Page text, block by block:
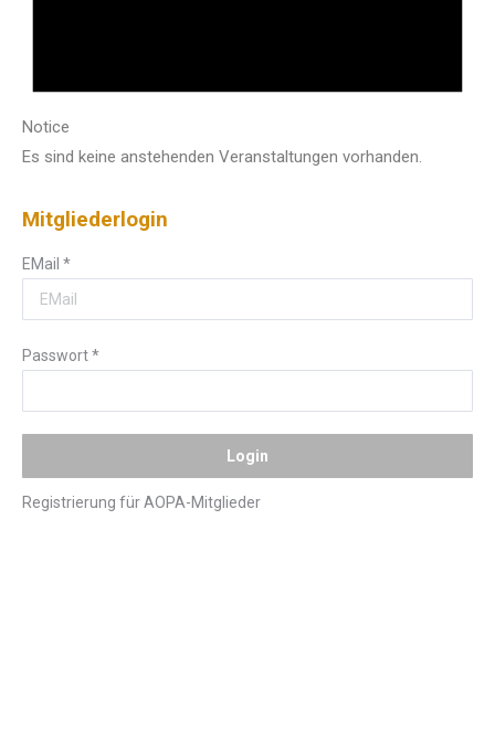
Notice
Es sind keine anstehenden Veranstaltungen vorhanden.
Mitgliederlogin
EMail *
Passwort*
Registrierung für AOPA-Mitglieder